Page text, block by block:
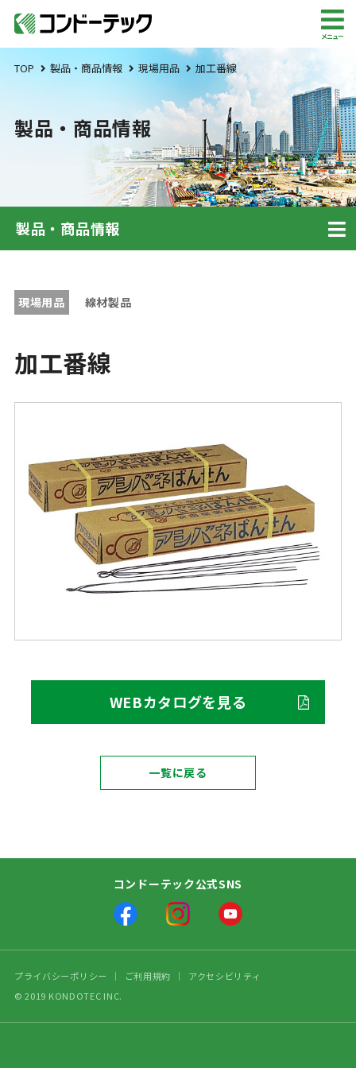
メニュー
TOP 製品・商品情報 現場用品 加工番線
製品・商品情報
製品・商品情報
現場用品 線材製品
加工番線
WEBカタログを見る
一覧に戻る
コンドーテック公式SNS
プライバシーポリシー ご利用規約
アクセシビリティ
© 2019 KONDOTEC INC.